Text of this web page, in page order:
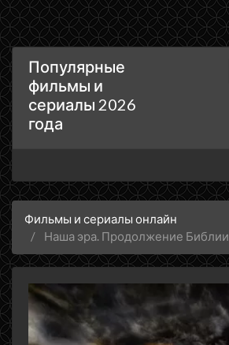
Популярные
фильмы и
сериалы 2026
года
Фильмы и сериалы онлайн
Наша эра. Продолжение Библии